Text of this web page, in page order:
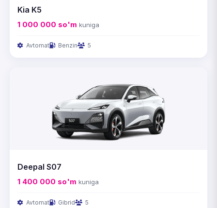
Kia K5
1 000 000 so'm kuniga
Avtomat Benzin 5
Deepal S07
1 400 000 so'm kuniga
Avtomat Gibrid 5